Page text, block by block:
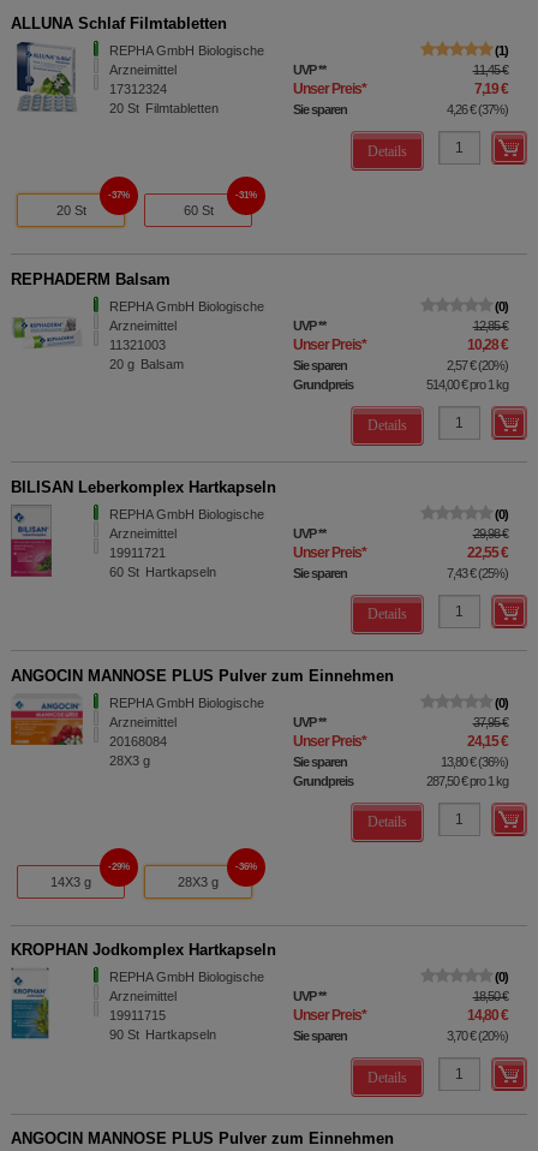
ALLUNA Schlaf Filmtabletten
REPHA GmbH Biologische
Arzneimittel
17312324
20 St Filmtabletten
1
UVP** 11,45 €
Unser Preis* 7,19 €
Sie sparen 4,26 €(37%)
Details
20 St
37%
60 St
31%
REPHADERM Balsam
REPHA GmbH Biologische
Arzneimittel
11321003
20 g Balsam
0
UVP** 12,85 €
Unser Preis* 10,28 €
Sie sparen 2,57 €(20%)
Grundpreis
514,00 €pro 1 kg
Details
BILISAN Leberkomplex Hartkapseln
REPHA GmbH Biologische
Arzneimittel
19911721
60 St Hartkapseln
0
UVP** 29,98 €
Unser Preis* 22,55 €
Sie sparen 7,43 €(25%)
Details
ANGOCIN MANNOSE PLUS Pulver zum Einnehmen
REPHA GmbH Biologische
Arzneimittel
20168084
28X3 g
0
UVP** 37,95 €
Unser Preis* 24,15 €
Sie sparen 13,80 €(36%)
Grundpreis
287,50 €pro 1 kg
Details
14X3 g
29%
28X3 g
36%
KROPHAN Jodkomplex Hartkapseln
REPHA GmbH Biologische
Arzneimittel
19911715
90 St Hartkapseln
0
UVP** 18,50 €
Unser Preis* 14,80 €
Sie sparen 3,70 €(20%)
Details
ANGOCIN MANNOSE PLUS Pulver zum Einnehmen